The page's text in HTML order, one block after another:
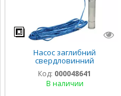
Насос заглибний
свердловинний
відцентровий Vitals aqua 3-
15DCo 1938-0.8r
Код: 000048641
В наличии